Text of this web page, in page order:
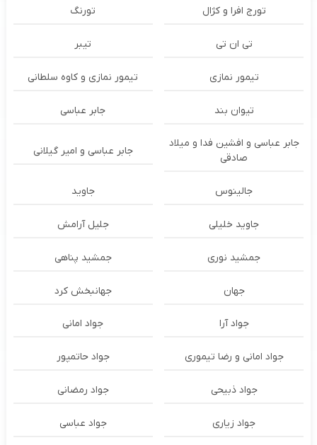
تورج افرا و کژال تورنگ
تی ان تی تیبر
تیمور نمازی تیمور نمازی و کاوه سلطانی
تیوان بند جابر عباسی
جابر عباسی و افشین فدا و میلاد
صادقی
جابر عباسی و امیر گیلانی
جالینوس جاوید
جاوید خلیلی جلیل آرامش
جمشید نوری جمشید پناهی
جهان جهانبخش کرد
جواد آرا جواد امانی
جواد امانی و رضا تیموری جواد حاتمپور
جواد ذبیحی جواد رمضانی
جواد زیاری جواد عباسی